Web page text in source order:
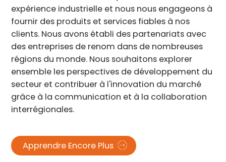
expérience industrielle et nous nous engageons à
fournir des produits et services fiables à nos
clients. Nous avons établi des partenariats avec
des entreprises de renom dans de nombreuses
régions du monde. Nous souhaitons explorer
ensemble les perspectives de développement du
secteur et contribuer à l'innovation du marché
grâce à la communication et à la collaboration
interrégionales.
Apprendre Encore Plus